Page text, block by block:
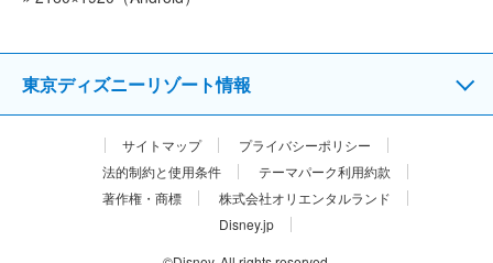
東京ディズニーリゾート情報
サイトマップ
プライバシーポリシー
法的制約と使用条件
テーマパーク利用約款
著作権・商標
株式会社オリエンタルランド
Disney.jp